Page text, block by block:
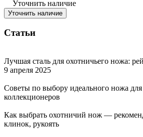
Уточнить наличие
Уточнить наличие
Статьи
Лучшая сталь для охотничьего ножа:
9 апреля 2025
Советы по выбору идеального ножа
коллекционеров
Как выбрать охотничий нож —
клинок, рукоять